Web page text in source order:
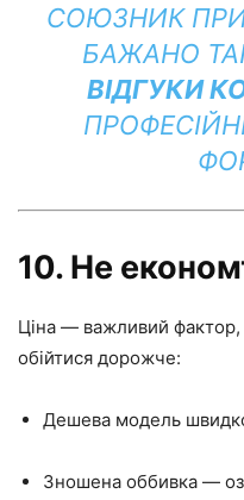
СОЮЗНИК ПРИ
БАЖАНО
ВІДГУКИ
10. Не
Ціна — важливий
обійтися дорожче:
Дешева модель
Зношена оббивка —